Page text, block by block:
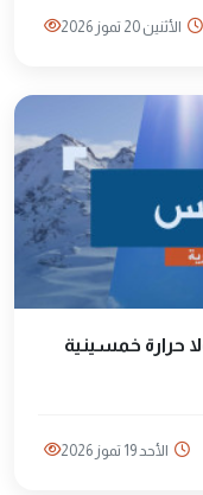
الأثنين 20 تموز 2026
حرارة خمسينية
الأحد 19 تموز 2026